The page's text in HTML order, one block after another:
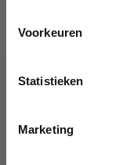
Voorkeuren
Statistieken
Marketing